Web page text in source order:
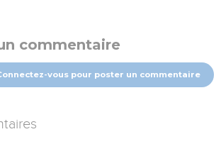
commentaire
vous pour poster un commentaire